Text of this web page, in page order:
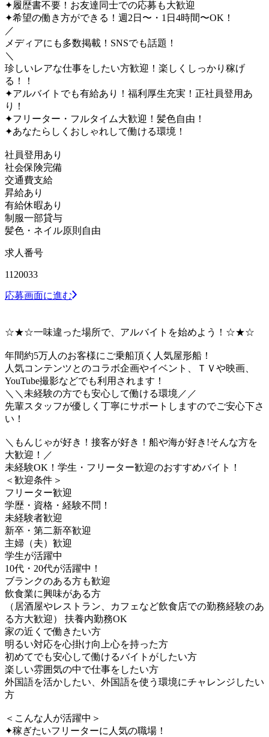
✦履歴書不要！お友達同士での応募も大歓迎
✦希望の働き方ができる！週2日〜・1日4時間〜OK！
／
メディアにも多数掲載！SNSでも話題！
＼
珍しいレアな仕事をしたい方歓迎！楽しくしっかり稼げ
る！！
✦アルバイトでも有給あり！福利厚生充実！正社員登用あ
り！
✦フリーター・フルタイム大歓迎！髪色自由！
✦あなたらしくおしゃれして働ける環境！
社員登用あり
社会保険完備
交通費支給
昇給あり
有給休暇あり
制服一部貸与
髪色・ネイル原則自由
求人番号
1120033
応募画面に進む
☆★☆一味違った場所で、アルバイトを始めよう！☆★☆
年間約5万人のお客様にご乗船頂く人気屋形船！
人気コンテンツとのコラボ企画やイベント、ＴＶや映画、
YouTube撮影などでも利用されます！
＼＼未経験の方でも安心して働ける環境／／
先輩スタッフが優しく丁寧にサポートしますのでご安心下さ
い！
＼もんじゃが好き！接客が好き！船や海が好き!そんな方を
大歓迎！／
未経験OK！学生・フリーター歓迎のおすすめバイト！
＜歓迎条件＞
フリーター歓迎
学歴・資格・経験不問！
未経験者歓迎
新卒・第二新卒歓迎
主婦（夫）歓迎
学生が活躍中
10代・20代が活躍中！
ブランクのある方も歓迎
飲食業に興味がある方
（居酒屋やレストラン、カフェなど飲食店での勤務経験のあ
る方大歓迎） 扶養内勤務OK
家の近くで働きたい方
明るい対応を心掛け向上心を持った方
初めてでも安心して働けるバイトがしたい方
楽しい雰囲気の中で仕事をしたい方
外国語を活かしたい、外国語を使う環境にチャレンジしたい
方
＜こんな人が活躍中＞
✦稼ぎたいフリーターに人気の職場！